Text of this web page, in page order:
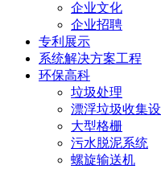
企业文化
企业招聘
专利展示
系统解决方案工程
环保高科
垃圾处理
漂浮垃圾收集
大型格栅
污水脱泥系统
螺旋输送机